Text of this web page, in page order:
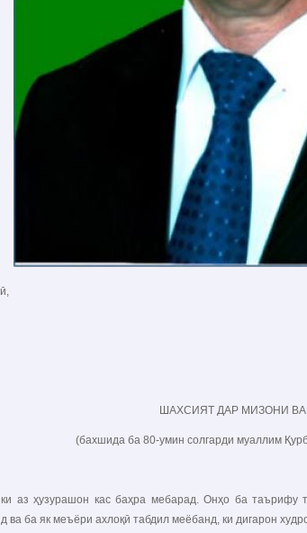
ШАХСИЯТ ДАР МИЗОНИ
(бахшида ба 80-умин солгарди муаллим
аз ҳузурашон кас баҳра мебарад. Онҳо ба
ба як меъёри ахлоқӣ табдил меёбанд, ки дигарон